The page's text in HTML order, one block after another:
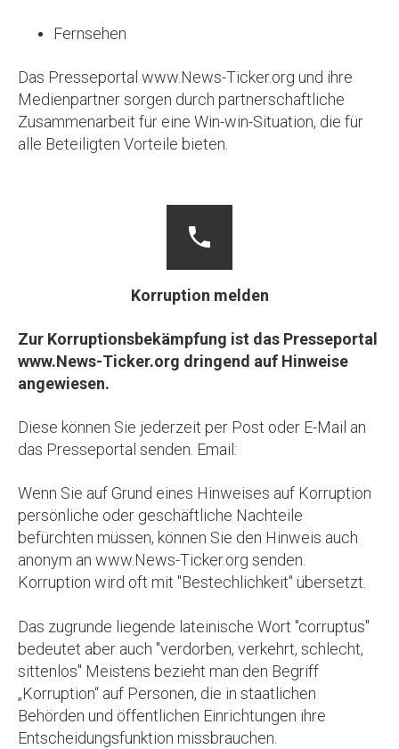
Fernsehen
Das Presseportal www.News-Ticker.org und ihre
Medienpartner sorgen durch partnerschaftliche
Zusammenarbeit für eine Win-win-Situation, die für
alle Beteiligten Vorteile bieten.
Korruption melden
Zur Korruptionsbekämpfung ist das Presseportal
www.News-Ticker.org dringend auf Hinweise
angewiesen.
Diese können Sie jederzeit per Post oder E-Mail an
das Presseportal senden. Email:
Wenn Sie auf Grund eines Hinweises auf Korruption
persönliche oder geschäftliche Nachteile
befürchten müssen, können Sie den Hinweis auch
anonym an www.News-Ticker.org senden.
Korruption wird oft mit "Bestechlichkeit" übersetzt.
Das zugrunde liegende lateinische Wort "corruptus"
bedeutet aber auch "verdorben, verkehrt, schlecht,
sittenlos" Meistens bezieht man den Begriff
„Korruption“ auf Personen, die in staatlichen
Behörden und öffentlichen Einrichtungen ihre
Entscheidungsfunktion missbrauchen.